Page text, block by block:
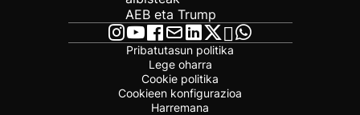
AEB eta Trump
Pribatutasun politika
Lege oharra
Cookie politika
Cookieen konfigurazioa
Harremana